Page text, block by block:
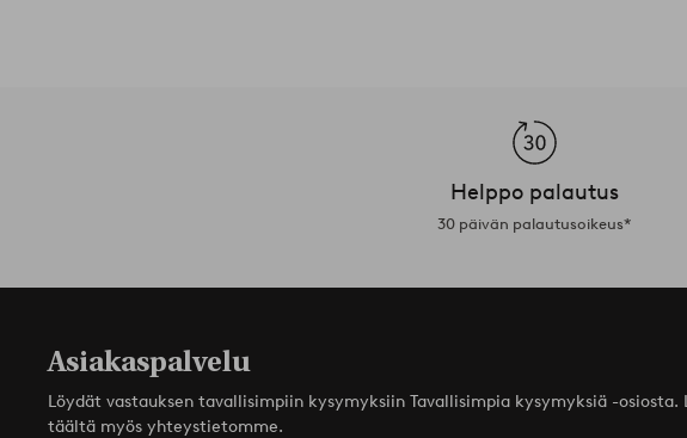
Helppo palautus
30 päivän palautusoikeus*
Asiakaspalvelu
Löydät vastauksen tavallisimpiin kysymyksiin Tavallisimpia kysymyksiä -osiosta.
täältä myös yhteystietomme.